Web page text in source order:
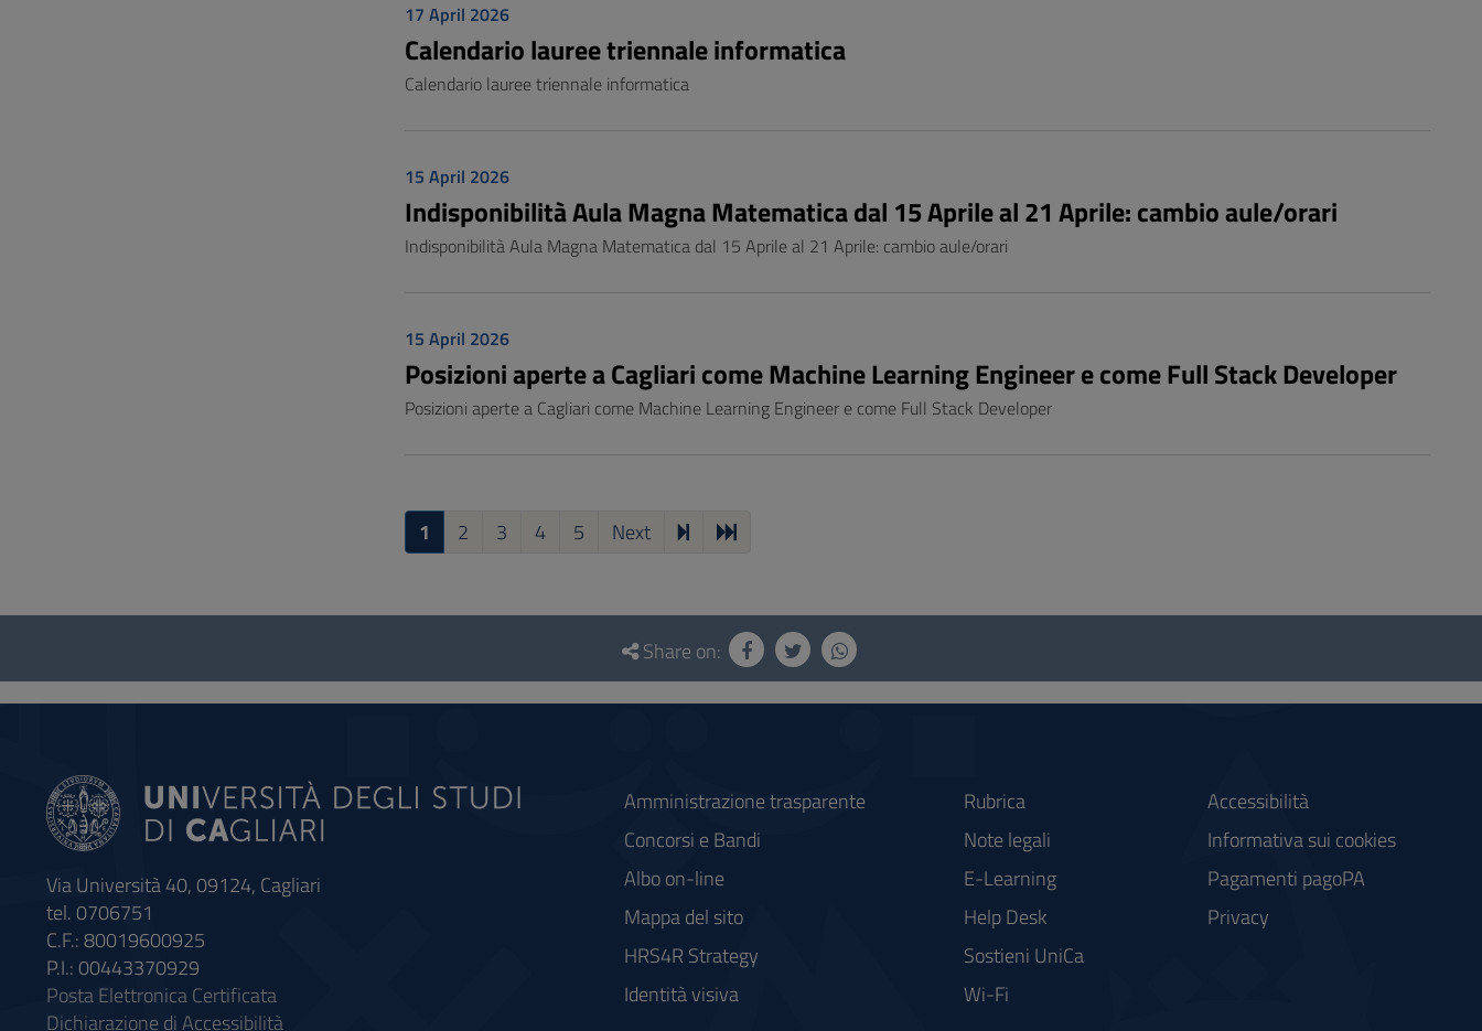
17 April 2026
Calendario lauree triennale informatica
Calendario lauree triennale informatica
15 April 2026
Indisponibilità Aula Magna Matematica dal 15 Aprile al 21 Aprile: cambio aule/orari
Indisponibilità Aula Magna Matematica dal 15 Aprile al 21 Aprile: cambio aule/orari
15 April 2026
Posizioni aperte a Cagliari come Machine Learning Engineer e come Full Stack Developer
Posizioni aperte a Cagliari come Machine Learning Engineer e come Full Stack Developer
1 2 3 4 5 Next
Questionnaire
social
Share on:
Via Università 40, 09124, Cagliari
tel. 0706751
C.F.: 80019600925
P.I.: 00443370929
Posta Elettronica Certificata
Dichiarazione di Accessibilità
Amministrazione trasparente
Concorsi e Bandi
Albo on-line
Mappa del sito
HRS4R Strategy
Identità visiva
Rubrica
Note legali
E-Learning
Help Desk
Sostieni UniCa
Wi-Fi
Accessibilità
Informativa sui cookies
Pagamenti pagoPA
Privacy